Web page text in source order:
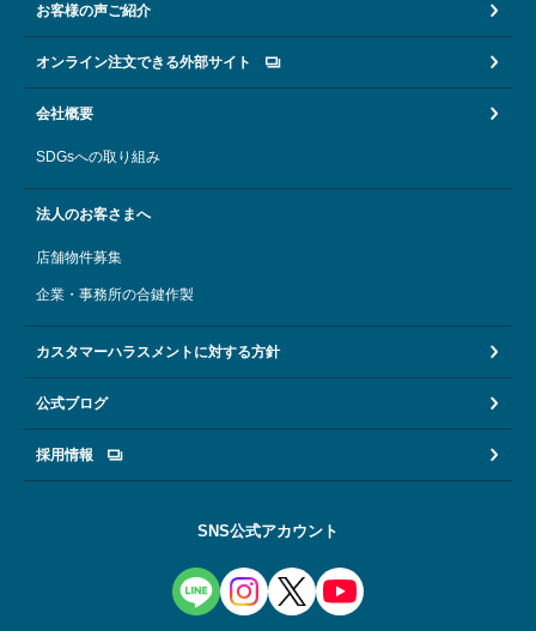
お客様の声ご紹介
オンライン注文できる外部サイト
会社概要
SDGsへの取り組み
法人のお客さまへ
店舗物件募集
企業・事務所の合鍵作製
カスタマーハラスメントに対する方針
公式ブログ
採用情報
SNS公式アカウント